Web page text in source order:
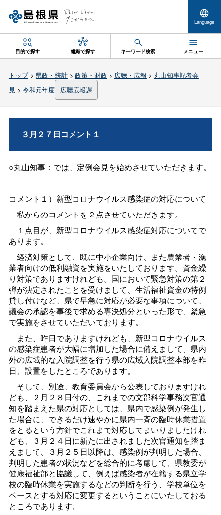
Language
目的で探す 組織で探す キーワード検索 メニュー
トップ> 県政・統計> 政策・財政 > 広聴・広報 > 丸山知事記者会
見> 令和元年度 広聴広報課
３月２７日コメント１
○丸山知事：では、定例会見を始めさせていただきます。
コメント１） 新型コロナウイルス感染症の対応について
私からのコメントを２点させていただきます。
１点目が、新型コロナウイルス感染症対応についてで
あります。
経済対策として、既に中小企業向け、また農業者・漁
業者向けの低利融資を実施をいたしております。資金繰
り対策でありますけれども。 国において緊急対策の第２
弾が決定されたことを受けまして、生活福祉資金の特例
貸し付けなど、県で早急に対応が必要な事項について、
議会の承認を事後で求める専決処分といった形で、緊急
で実施をさせていただいております。
また、昨日でありますけれども、新型コロナウイルス
の感染症患者が大幅に増加した場合に備えまして、県内
外の広域的な入院調整を行う県の広域入院調整本部を昨
日、設置をしたところであります。
そして、別途、教育委員会から公表しておりますけれ
ども、２月２８日付の、これまでの文部科学事務次官通
知を踏まえた県の対応としては、県内で感染例が発生し
た場合に、できるだけ速やかに県内一斉の臨時休業措置
をとるという方針でこれまで対応してまいりましたけれ
ども、３月２４日に新たに出されました次官通知を踏ま
えまして、３月２５日以降は、感染例が判明した場合、
判明した患者の状況などを総合的に考慮して、県教委が
健康福祉部と協議して、例えば感染者が在籍する県立学
校の臨時休業を実施するなどの判断を行う、学校単位を
ベースとする対応に変更するということにいたしておる
ところであります。